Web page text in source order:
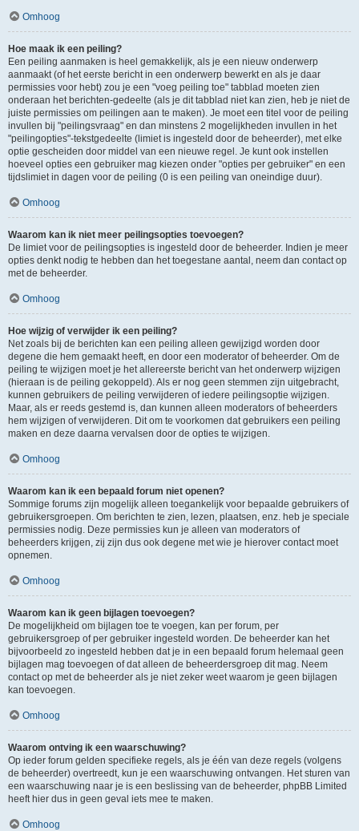
Omhoog
Hoe maak ik een peiling?
Een peiling aanmaken is heel gemakkelijk, als je een nieuw onderwerp
aanmaakt (of het eerste bericht in een onderwerp bewerkt en als je daar
permissies voor hebt) zou je een "voeg peiling toe" tabblad moeten zien
onderaan het berichten-gedeelte (als je dit tabblad niet kan zien, heb je niet de
juiste permissies om peilingen aan te maken). Je moet een titel voor de peiling
invullen bij "peilingsvraag" en dan minstens 2 mogelijkheden invullen in het
"peilingopties"-tekstgedeelte (limiet is ingesteld door de beheerder), met elke
optie gescheiden door middel van een nieuwe regel. Je kunt ook instellen
hoeveel opties een gebruiker mag kiezen onder "opties per gebruiker" en een
tijdslimiet in dagen voor de peiling (0 is een peiling van oneindige duur).
Omhoog
Waarom kan ik niet meer peilingsopties toevoegen?
De limiet voor de peilingsopties is ingesteld door de beheerder. Indien je meer
opties denkt nodig te hebben dan het toegestane aantal, neem dan contact op
met de beheerder.
Omhoog
Hoe wijzig of verwijder ik een peiling?
Net zoals bij de berichten kan een peiling alleen gewijzigd worden door
degene die hem gemaakt heeft, en door een moderator of beheerder. Om de
peiling te wijzigen moet je het allereerste bericht van het onderwerp wijzigen
(hieraan is de peiling gekoppeld). Als er nog geen stemmen zijn uitgebracht,
kunnen gebruikers de peiling verwijderen of iedere peilingsoptie wijzigen.
Maar, als er reeds gestemd is, dan kunnen alleen moderators of beheerders
hem wijzigen of verwijderen. Dit om te voorkomen dat gebruikers een peiling
maken en deze daarna vervalsen door de opties te wijzigen.
Omhoog
Waarom kan ik een bepaald forum niet openen?
Sommige forums zijn mogelijk alleen toegankelijk voor bepaalde gebruikers of
gebruikersgroepen. Om berichten te zien, lezen, plaatsen, enz. heb je speciale
permissies nodig. Deze permissies kun je alleen van moderators of
beheerders krijgen, zij zijn dus ook degene met wie je hierover contact moet
opnemen.
Omhoog
Waarom kan ik geen bijlagen toevoegen?
De mogelijkheid om bijlagen toe te voegen, kan per forum, per
gebruikersgroep of per gebruiker ingesteld worden. De beheerder kan het
bijvoorbeeld zo ingesteld hebben dat je in een bepaald forum helemaal geen
bijlagen mag toevoegen of dat alleen de beheerdersgroep dit mag. Neem
contact op met de beheerder als je niet zeker weet waarom je geen bijlagen
kan toevoegen.
Omhoog
Waarom ontving ik een waarschuwing?
Op ieder forum gelden specifieke regels, als je één van deze regels (volgens
de beheerder) overtreedt, kun je een waarschuwing ontvangen. Het sturen van
een waarschuwing naar je is een beslissing van de beheerder, phpBB Limited
heeft hier dus in geen geval iets mee te maken.
Omhoog